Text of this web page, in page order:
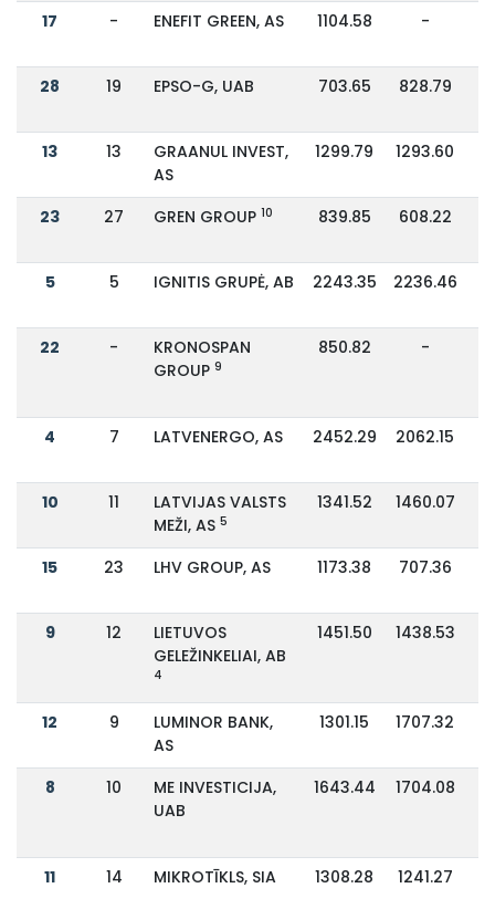
17 - ENEFIT GREEN, AS 1104.58 -
28 19 EPSO-G, UAB 703.65 828.79
13 13
GRAANUL INVEST,
AS
1299.79 1293.60
23 27 GREN GROUP 10 839.85 608.22
5 5 IGNITIS GRUPĖ, AB 2243.35 2236.46
22 -
KRONOSPAN
GROUP 9
850.82 -
4 7 LATVENERGO, AS 2452.29 2062.15
10 11
LATVIJAS VALSTS
MEŽI, AS 5
1341.52 1460.07
15 23 LHV GROUP, AS 1173.38 707.36
9 12
LIETUVOS
GELEŽINKELIAI, AB
4
1451.50 1438.53
12 9
LUMINOR BANK,
AS
1301.15 1707.32
8 10
ME INVESTICIJA,
UAB
1643.44 1704.08
11 14 MIKROTĪKLS, SIA 1308.28 1241.27